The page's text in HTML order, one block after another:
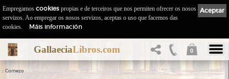
GallaeciaLibros.com 0
:: Comezo
Aceptar
Empregamos cookies propias e de terceiros que nos permiten ofrecer os nosos
servizos. Ao empregar os nosos servizos, aceptas o uso que facemos das
cookies.
Máis información